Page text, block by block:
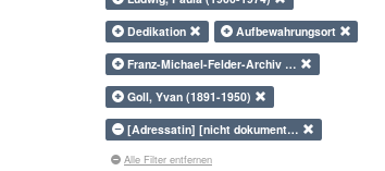
Dedikation
Aufbewahrungsort
Franz-Michael-Felder-Archiv …
Goll, Yvan (1891-1950)
[Adressatin] [nicht dokument…
Alle Filter entfernen